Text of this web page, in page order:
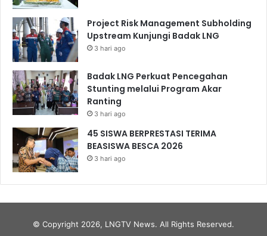
Project Risk Management Subholding
Upstream Kunjungi Badak LNG
3 hari ago
Badak LNG Perkuat Pencegahan
Stunting melalui Program Akar
Ranting
3 hari ago
45 SISWA BERPRESTASI TERIMA
BEASISWA BESCA 2026
3 hari ago
© Copyright 2026, LNGTV News. All Rights Reserved.